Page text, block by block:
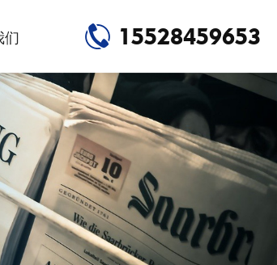
们 15528459653